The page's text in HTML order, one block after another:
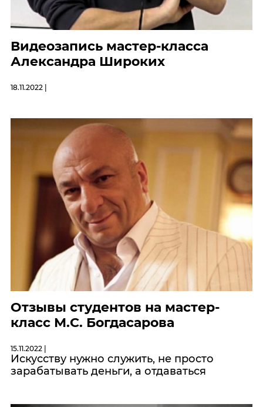
Видеозапись мастер-класса
Александра Широких
18.11.2022 |
Отзывы студентов на мастер-
класс М.С. Богдасарова
15.11.2022 |
Искусству нужно служить, не просто
зарабатывать деньги, а отдаваться